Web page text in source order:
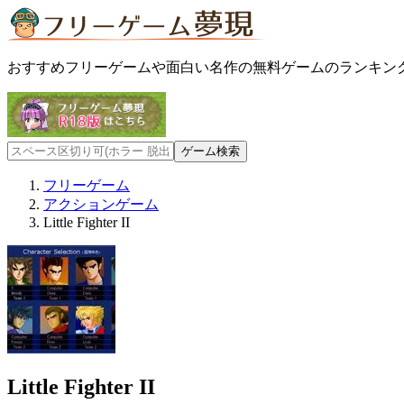
おすすめフリーゲームや面白い名作の無料ゲームのランキン
フリーゲーム
アクションゲーム
Little Fighter II
Little Fighter II